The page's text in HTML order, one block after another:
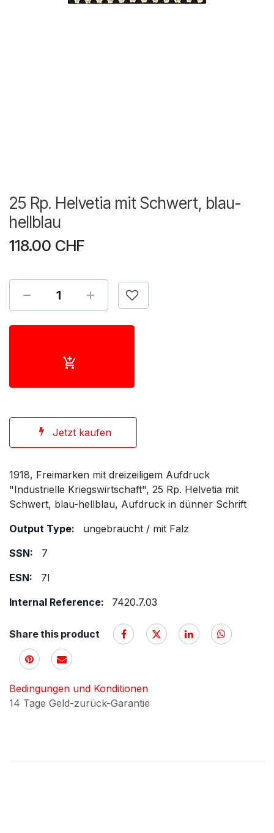
25 Rp. Helvetia mit Schwert, blau-
hellblau
118.00 CHF
Jetzt kaufen
1918, Freimarken mit dreizeiligem Aufdruck
"Industrielle Kriegswirtschaft", 25 Rp. Helvetia mit
Schwert, blau-hellblau, Aufdruck in dünner Schrift
Output Type:
ungebraucht / mit Falz
SSN:
7
ESN:
7I
Internal Reference:
7420.7.03
Share this product
Bedingungen und Konditionen
14 Tage Geld-zurück-Garantie